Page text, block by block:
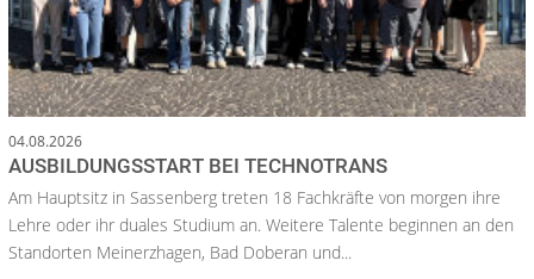
04.08.2026
AUSBILDUNGSSTART BEI TECHNOTRANS
Am Hauptsitz in Sassenberg treten 18 Fachkräfte von morgen ihre
Lehre oder ihr duales Studium an. Weitere Talente beginnen an den
Standorten Meinerzhagen, Bad Doberan und...